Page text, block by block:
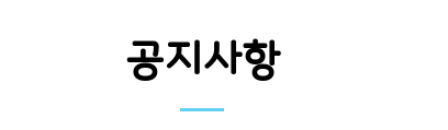
공지사항